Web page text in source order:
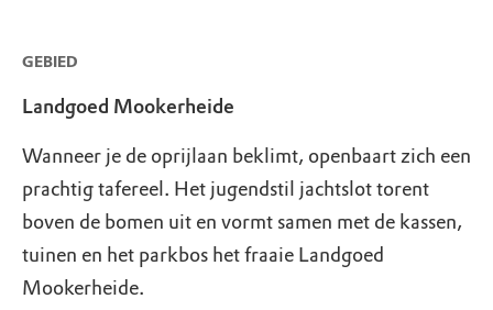
GEBIED
Landgoed Mookerheide
Wanneer je de oprijlaan beklimt, openbaart zich een
prachtig tafereel. Het jugendstil jachtslot torent
boven de bomen uit en vormt samen met de kassen,
tuinen en het parkbos het fraaie Landgoed
Mookerheide.